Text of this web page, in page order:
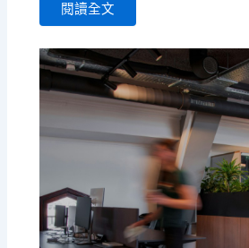
閱讀全文